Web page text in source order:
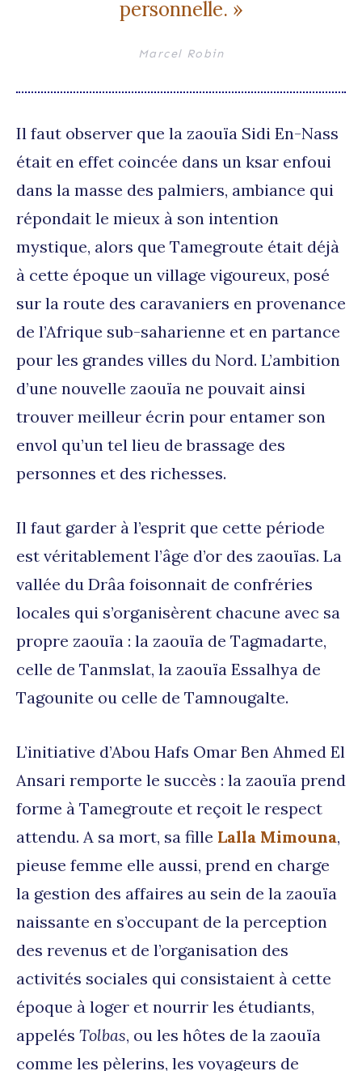
personnelle. »
Marcel Robin
Il faut observer que la zaouïa Sidi En-Nass
était en effet coincée dans un ksar enfoui
dans la masse des palmiers, ambiance qui
répondait le mieux à son intention
mystique, alors que Tamegroute était déjà
à cette époque un village vigoureux, posé
sur la route des caravaniers en provenance
de l’Afrique sub-saharienne et en partance
pour les grandes villes du Nord. L’ambition
d’une nouvelle zaouïa ne pouvait ainsi
trouver meilleur écrin pour entamer son
envol qu’un tel lieu de brassage des
personnes et des richesses.
Il faut garder à l’esprit que cette période
est véritablement l’âge d’or des zaouïas. La
vallée du Drâa foisonnait de confréries
locales qui s’organisèrent chacune avec sa
propre zaouïa : la zaouïa de Tagmadarte,
celle de Tanmslat, la zaouïa Essalhya de
Tagounite ou celle de Tamnougalte.
L’initiative d’Abou Hafs Omar Ben Ahmed El
Ansari remporte le succès : la zaouïa prend
forme à Tamegroute et reçoit le respect
attendu. A sa mort, sa fille Lalla Mimouna,
pieuse femme elle aussi, prend en charge
la gestion des affaires au sein de la zaouïa
naissante en s’occupant de la perception
des revenus et de l’organisation des
activités sociales qui consistaient à cette
époque à loger et nourrir les étudiants,
appelés Tolbas, ou les hôtes de la zaouïa
comme les pèlerins, les voyageurs de